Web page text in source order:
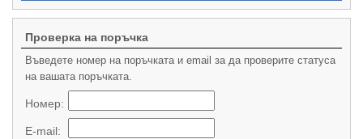
Проверка на поръчка
Въведете номер на поръчката и email за да проверите статуса
на вашата поръчката.
Номер:
E-mail: